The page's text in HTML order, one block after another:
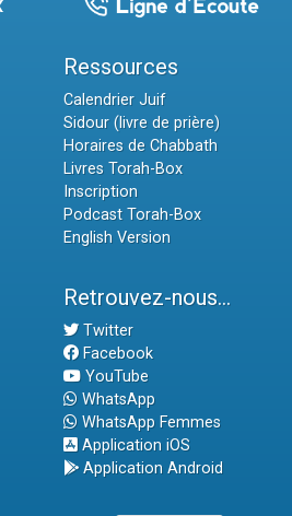
Ressources
Calendrier Juif
Sidour (livre de prière)
Horaires de Chabbath
Livres Torah-Box
Inscription
Podcast Torah-Box
English Version
Retrouvez-nous...
Twitter
Facebook
YouTube
WhatsApp
WhatsApp Femmes
Application iOS
Application Android